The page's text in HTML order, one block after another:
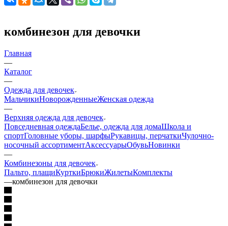
комбинезон для девочки
Главная
—
Каталог
—
Одежда для девочек
МальчикиНоворожденныеЖенская одежда
—
Верхняя одежда для девочек
Повседневная одеждаБелье, одежда для домаШкола и
спортГоловные уборы, шарфыРукавицы, перчаткиЧулочно-
носочный ассортиментАксессуарыОбувьНовинки
—
Комбинезоны для девочек
Пальто, плащиКурткиБрюкиЖилетыКомплекты
—комбинезон для девочки